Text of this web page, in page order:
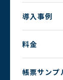
導入事例
料金
帳票サンプ